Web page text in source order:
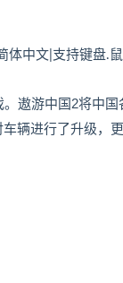
体中文|支持键盘.
遨游中国2将中
辆进行了升级，